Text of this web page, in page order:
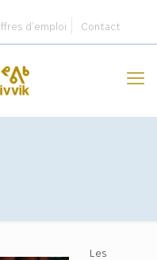
d’emploi Contact
Les